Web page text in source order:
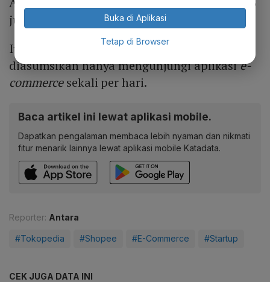
juta.
Itu dengan perhitungan satu
diasumsikan hanya mengunjungi aplikasie-
commercesekali per hari.
Baca artikel ini lewat aplikasi mobile.
Dapatkan pengalaman membaca lebih nyaman dan nikmati
fitur menarik lainnya lewat aplikasi mobile Katadata.
Reporter: Antara
#Tokopedia #Shopee #E-Commerce #Startup
CEK JUGA DATA INI
Buka di Aplikasi
Tetap di Browser